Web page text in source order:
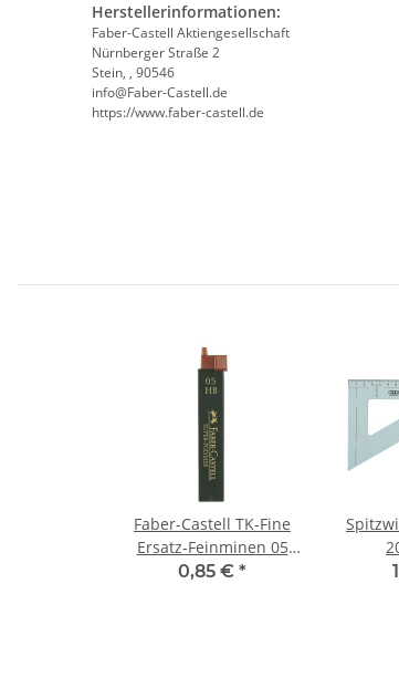
Herstellerinformationen:
Faber-Castell Aktiengesellschaft
Nürnberger Straße 2
Stein, , 90546
info@Faber-Castell.de
https://www.faber-castell.de
Faber-Castell TK-Fine
Ersatz-Feinminen 05
mm HB
0,85 € *